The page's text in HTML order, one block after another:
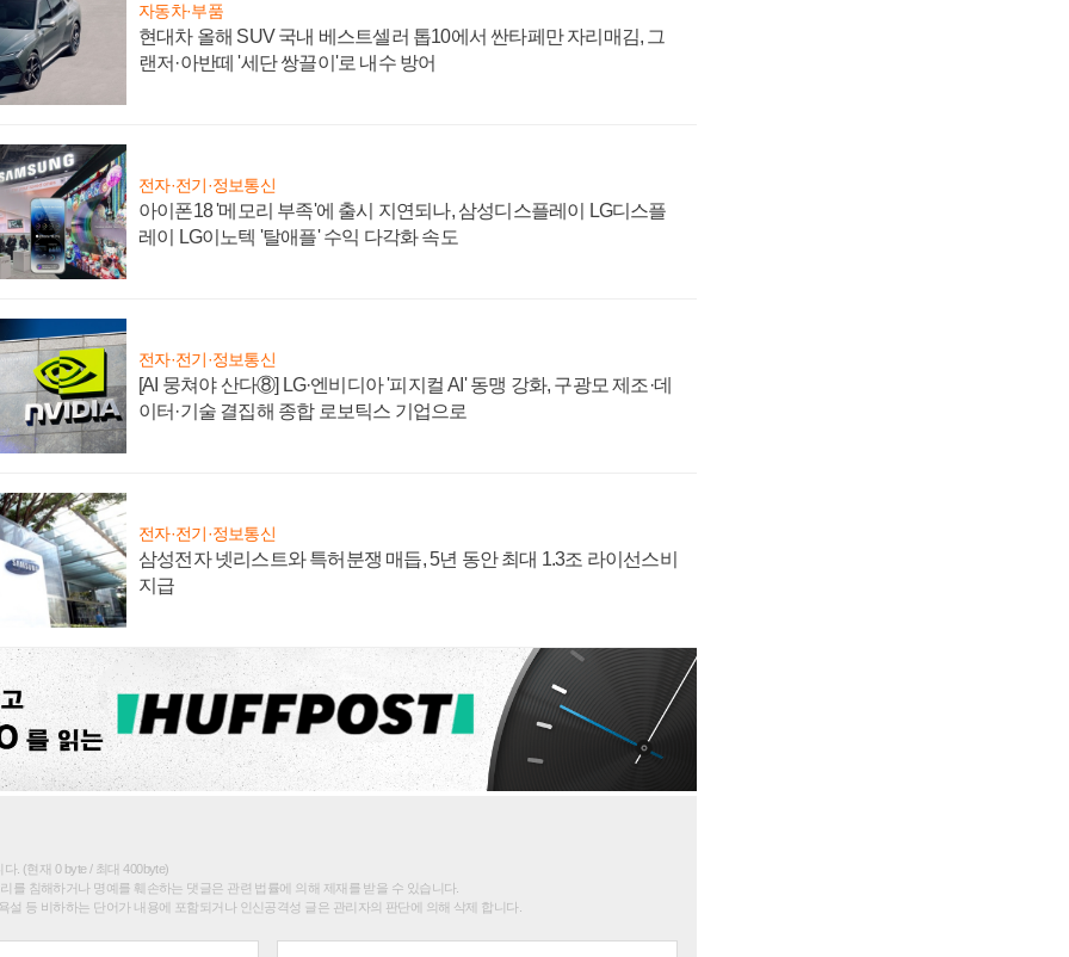
자동차·부품
현대차 올해 SUV 국내 베스트셀러 톱10에서 싼타페만 자리매김, 그
랜저·아반떼 '세단 쌍끌이'로 내수 방어
전자·전기·정보통신
아이폰18 '메모리 부족'에 출시 지연되나, 삼성디스플레이 LG디스플
레이 LG이노텍 '탈애플' 수익 다각화 속도
전자·전기·정보통신
[AI 뭉쳐야 산다⑧] LG·엔비디아 '피지컬 AI' 동맹 강화, 구광모 제조·데
이터·기술 결집해 종합 로보틱스 기업으로
전자·전기·정보통신
삼성전자 넷리스트와 특허분쟁 매듭, 5년 동안 최대 1.3조 라이선스비
지급
. (현재 0 byte / 최대 400byte)
를 침해하거나 명예를 훼손하는 댓글은 관련 법률에 의해 제재를 받을 수 있습니다.
설 등 비하하는 단어가 내용에 포함되거나 인신공격성 글은 관리자의 판단에 의해 삭제 합니다.